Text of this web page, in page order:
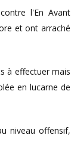
l'En Avant
et ont arraché
à effectuer mais
en lucarne de
niveau offensif,